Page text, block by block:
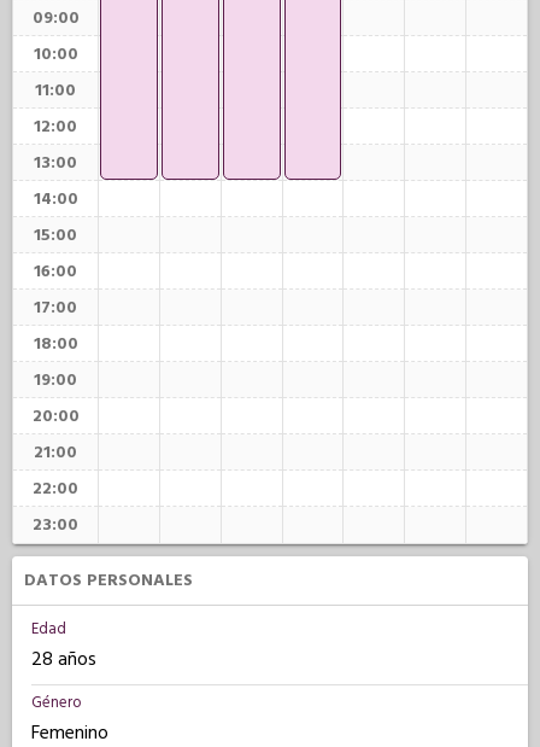
09:00
10:00
11:00
12:00
13:00
14:00
15:00
16:00
17:00
18:00
19:00
20:00
21:00
22:00
23:00
DATOS PERSONALES
Edad
28 años
Género
Femenino